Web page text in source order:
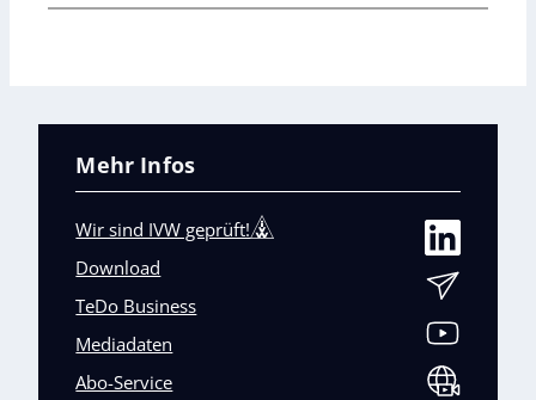
Mehr Infos
Wir sind IVW geprüft!
Download
TeDo Business
Mediadaten
Abo-Service